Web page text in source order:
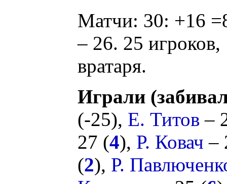
Матчи: 30: +16
– 26. 25
вратаря.
Играли
(-25), Е. Титов –
27 (4), Р. Ковач –
(2), Р.